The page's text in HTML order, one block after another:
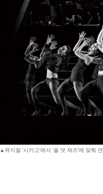
▲뮤지컬 '시카고'에서 '올 댓 재즈'에 맞춰